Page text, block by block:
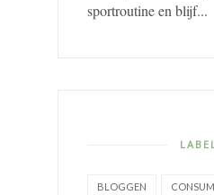
sportroutine en blijf...
BLOGGEN